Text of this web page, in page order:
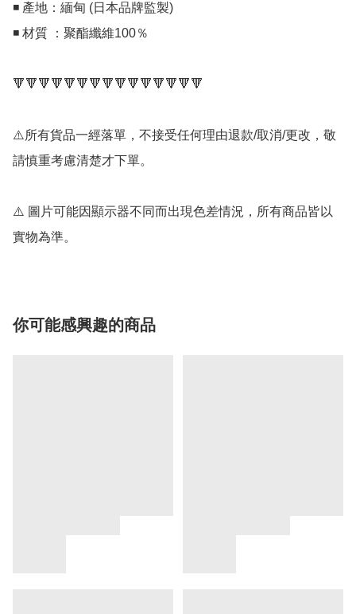
◾ 產地：緬甸 (日本品牌監製)
◾ 材質 ：聚酯纖維100％
🔻🔻🔻🔻🔻🔻🔻🔻🔻🔻🔻🔻🔻🔻🔻
⚠️所有貨品一經落單，不接受任何理由退款/取消/更改，敬
請慎重考慮清楚才下單。
⚠️ 圖片可能因顯示器不同而出現色差情況，所有商品皆以
實物為準。
你可能感興趣的商品